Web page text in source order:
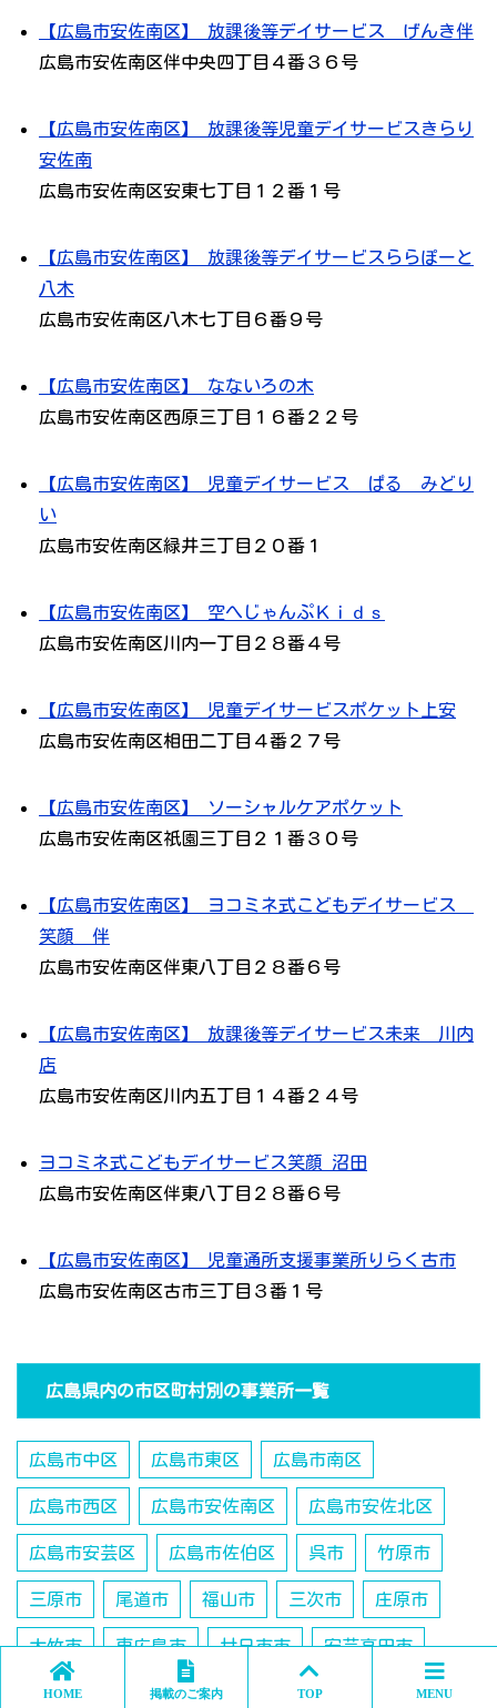
【広島市安佐南区】 放課後等デイサービス げんき伴
広島市安佐南区伴中央四丁目４番３６号
【広島市安佐南区】 放課後等児童デイサービスきらり
安佐南
広島市安佐南区安東七丁目１２番１号
【広島市安佐南区】 放課後等デイサービスららぽーと
八木
広島市安佐南区八木七丁目６番９号
【広島市安佐南区】 なないろの木
広島市安佐南区西原三丁目１６番２２号
【広島市安佐南区】 児童デイサービス ぱる みどり
い
広島市安佐南区緑井三丁目２０番１
【広島市安佐南区】 空へじゃんぷＫｉｄｓ
広島市安佐南区川内一丁目２８番４号
【広島市安佐南区】 児童デイサービスポケット上安
広島市安佐南区相田二丁目４番２７号
【広島市安佐南区】 ソーシャルケアポケット
広島市安佐南区祇園三丁目２１番３０号
【広島市安佐南区】 ヨコミネ式こどもデイサービス
笑顔 伴
広島市安佐南区伴東八丁目２８番６号
【広島市安佐南区】 放課後等デイサービス未来 川内
店
広島市安佐南区川内五丁目１４番２４号
ヨコミネ式こどもデイサービス笑顔 沼田
広島市安佐南区伴東八丁目２８番６号
【広島市安佐南区】 児童通所支援事業所りらく古市
広島市安佐南区古市三丁目３番１号
広島県内の市区町村別の事業所一覧
広島市中区 広島市東区 広島市南区
広島市西区 広島市安佐南区 広島市安佐北区
広島市安芸区 広島市佐伯区 呉市 竹原市
三原市 尾道市 福山市 三次市 庄原市
大竹市 東広島市 廿日市市 安芸高田市
江田島市 安芸郡府中町 安芸郡海田町
HOME 掲載のご案内 TOP MENU